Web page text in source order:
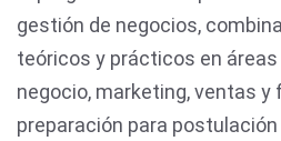
gestión de negocios,
teóricos y prácticos en
negocio, marketing, ventas y
preparación para